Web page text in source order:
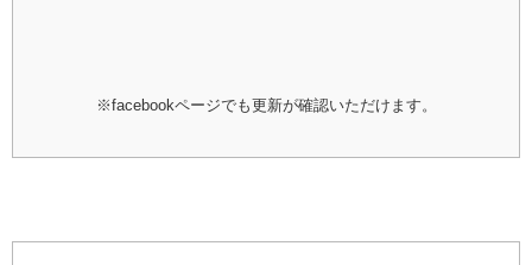
※facebookページでも更新が確認いただけます。